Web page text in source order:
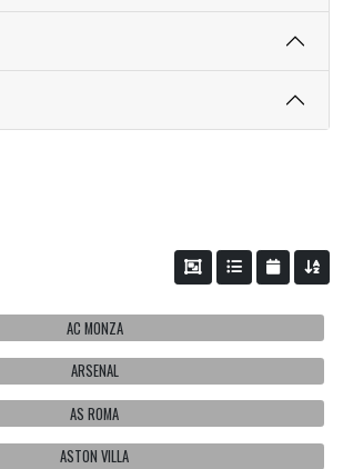
AC MONZA
ARSENAL
AS ROMA
ASTON VILLA